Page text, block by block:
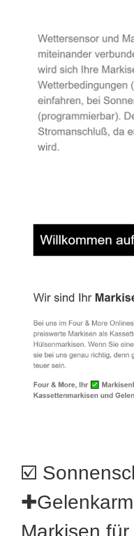
☑️
Markisen